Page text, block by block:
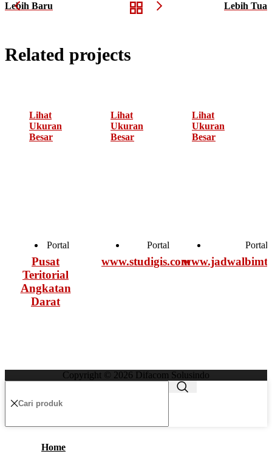
Lebih Baru Lebih Tua
Related projects
Lihat
Ukuran
Besar
Portal
Pusat
Teritorial
Angkatan
Darat
Lihat
Ukuran
Besar
Portal
www.studigis.com
Lihat
Ukuran
Besar
Portal
Copyright © 2026 Difacom Solusindo
Home